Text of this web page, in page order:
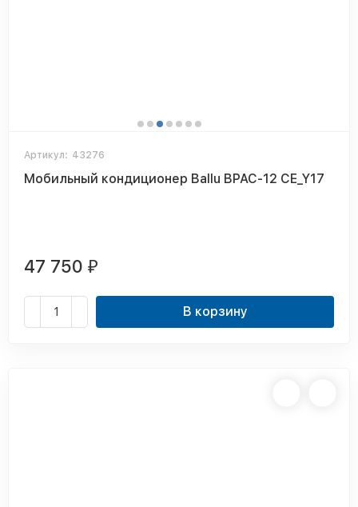
Артикул: 43276
Мобильный кондиционер Ballu BPAC-12 CE_Y17
47 750 ₽
В корзину